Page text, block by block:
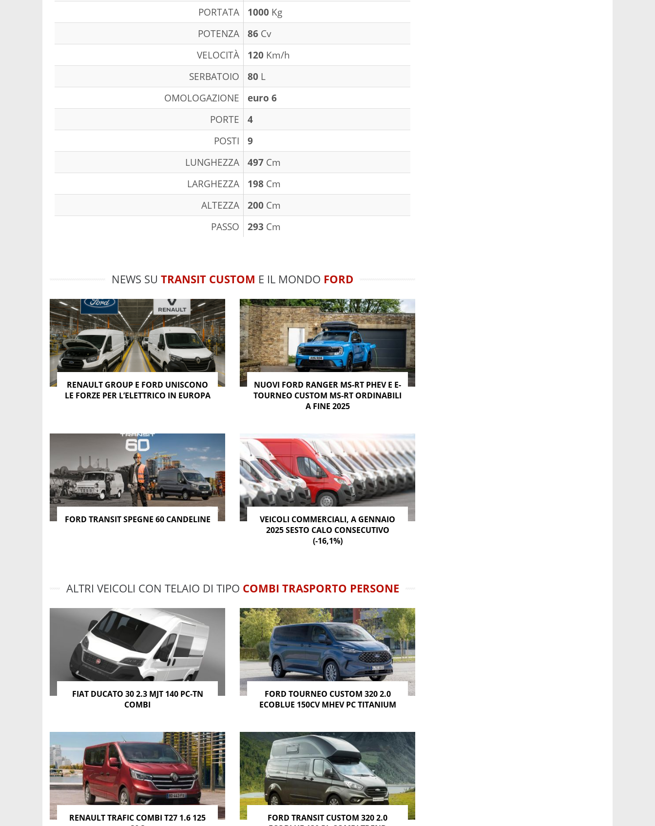
PORTATA
1000 Kg
POTENZA
86 Cv
VELOCITÀ
120 Km/h
SERBATOIO
80 L
OMOLOGAZIONE
euro 6
PORTE
4
POSTI
9
LUNGHEZZA
497 Cm
LARGHEZZA
198 Cm
ALTEZZA
200 Cm
PASSO
293 Cm
NEWS SU TRANSIT CUSTOM E IL MONDO FORD
RENAULT GROUP E FORD UNISCONO
LE FORZE PER L’ELETTRICO IN EUROPA
NUOVI FORD RANGER MS-RT PHEV E E-
TOURNEO CUSTOM MS-RT ORDINABILI
A FINE 2025
FORD TRANSIT SPEGNE 60 CANDELINE
VEICOLI COMMERCIALI, A GENNAIO
2025 SESTO CALO CONSECUTIVO
(-16,1%)
ALTRI VEICOLI CON TELAIO DI TIPO COMBI TRASPORTO PERSONE
FIAT DUCATO 30 2.3 MJT 140 PC-TN
COMBI
FORD TOURNEO CUSTOM 320 2.0
ECOBLUE 150CV MHEV PC TITANIUM
RENAULT TRAFIC COMBI T27 1.6 125
FORD TRANSIT CUSTOM 320 2.0